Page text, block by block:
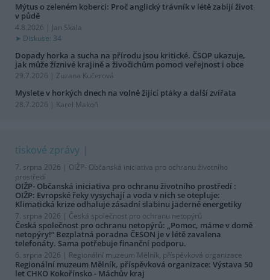
Mýtus o zeleném koberci: Proč anglický trávník v létě zabíjí život
v půdě
4.8.2026 | Jan Skala
Diskuse: 34
Dopady horka a sucha na přírodu jsou kritické. ČSOP ukazuje,
jak může žíznivé krajině a živočichům pomoci veřejnost i obce
29.7.2026 | Zuzana Kučerová
Myslete v horkých dnech na volně žijící ptáky a další zvířata
28.7.2026 | Karel Makoň
tiskové zprávy
7. srpna 2026 | OIŽP- Občanská iniciativa pro ochranu životního
prostředí
OIŽP- Občanská iniciativa pro ochranu životního prostředí :
OIŽP: Evropské řeky vysychají a voda v nich se otepluje:
Klimatická krize odhaluje zásadní slabinu jaderné energetiky
7. srpna 2026 | Česká společnost pro ochranu netopýrů
Česká společnost pro ochranu netopýrů: „Pomoc, máme v domě
netopýry!“ Bezplatná poradna ČESON je v létě zavalena
telefonáty. Sama potřebuje finanční podporu.
6. srpna 2026 | Regionální muzeum Mělník, příspěvková organizace
Regionální muzeum Mělník, příspěvková organizace: Výstava 50
let CHKO Kokořínsko - Máchův kraj